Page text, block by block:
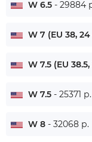
W 6.5 - 29884
W 7 (EU 38,
W 7.5 (EU
W 7.5 - 25371 р.
W 8 - 32068 р.